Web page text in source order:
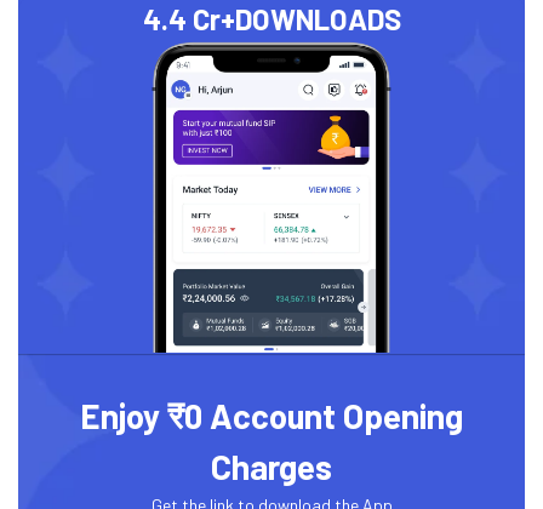
4.4 Cr+DOWNLOADS
Enjoy ₹0 Account Opening
Charges
Get the link to download the App